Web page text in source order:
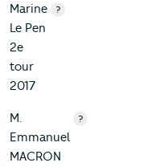
Marine
Le Pen
2e
tour
2017
?
M.
Emmanuel
MACRON
?